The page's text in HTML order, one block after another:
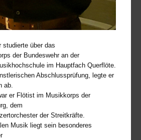
studierte über das
der Bundeswehr an der
im Hauptfach Querflöte.
Abschlussprüfung, legte er
ab.
er Flötist im Musikkorps der
dem
der Streitkräfte.
Musik liegt sein besonderes